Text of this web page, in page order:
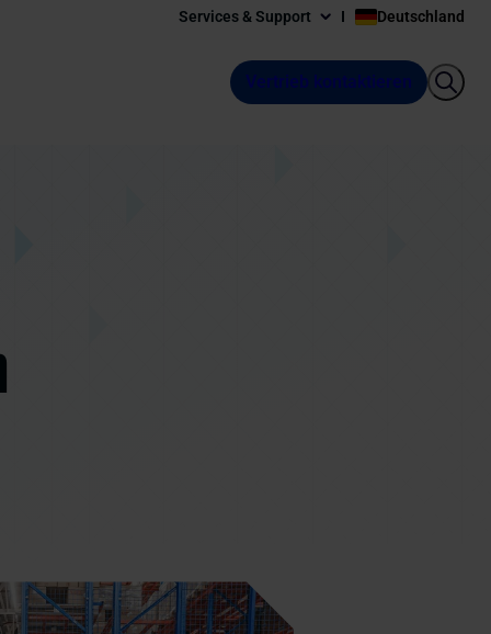
Services & Support Deutschland
Vertrieb kontaktieren